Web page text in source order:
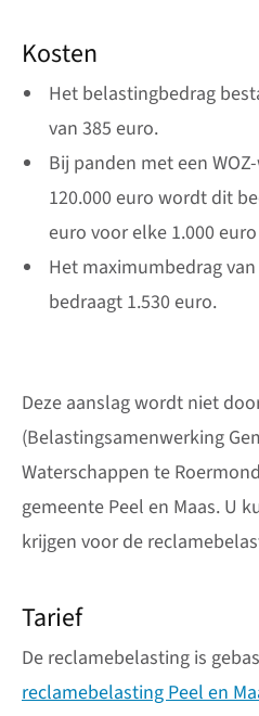
Kosten
Het belastingbedrag
van 385 euro.
Bij panden met een
120.000 euro wordt dit
euro voor elke 1.000
Het maximumbedrag
bedraagt 1.530 euro.
Deze aanslag wordt niet
(Belastingsamenwerking
Waterschappen te
gemeente Peel en Maas. U
krijgen voor de
Tarief
De reclamebelasting is
reclamebelasting Peel en